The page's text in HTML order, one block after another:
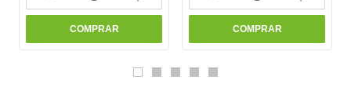
COMPRAR COMPRAR